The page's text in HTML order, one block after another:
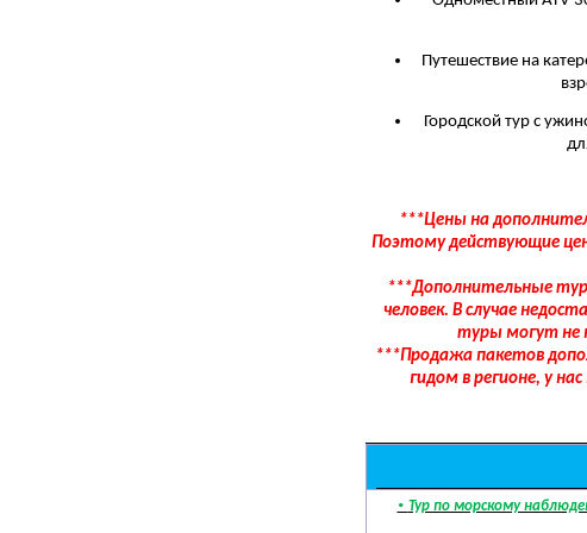
Путешествие на
Городской тур с
***Цены на
Поэтому действующие
***Дополнительные
человек. В случае
туры могут не
***Продажа пакетов
гидом в регионе, у
· Тур по морскому